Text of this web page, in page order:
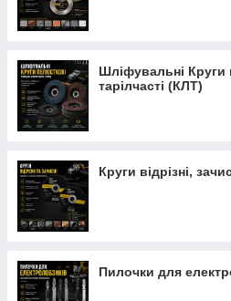
Шліфувальні Круги
тарілчасті (КЛТ)
Круги відрізні,
Пилочки для